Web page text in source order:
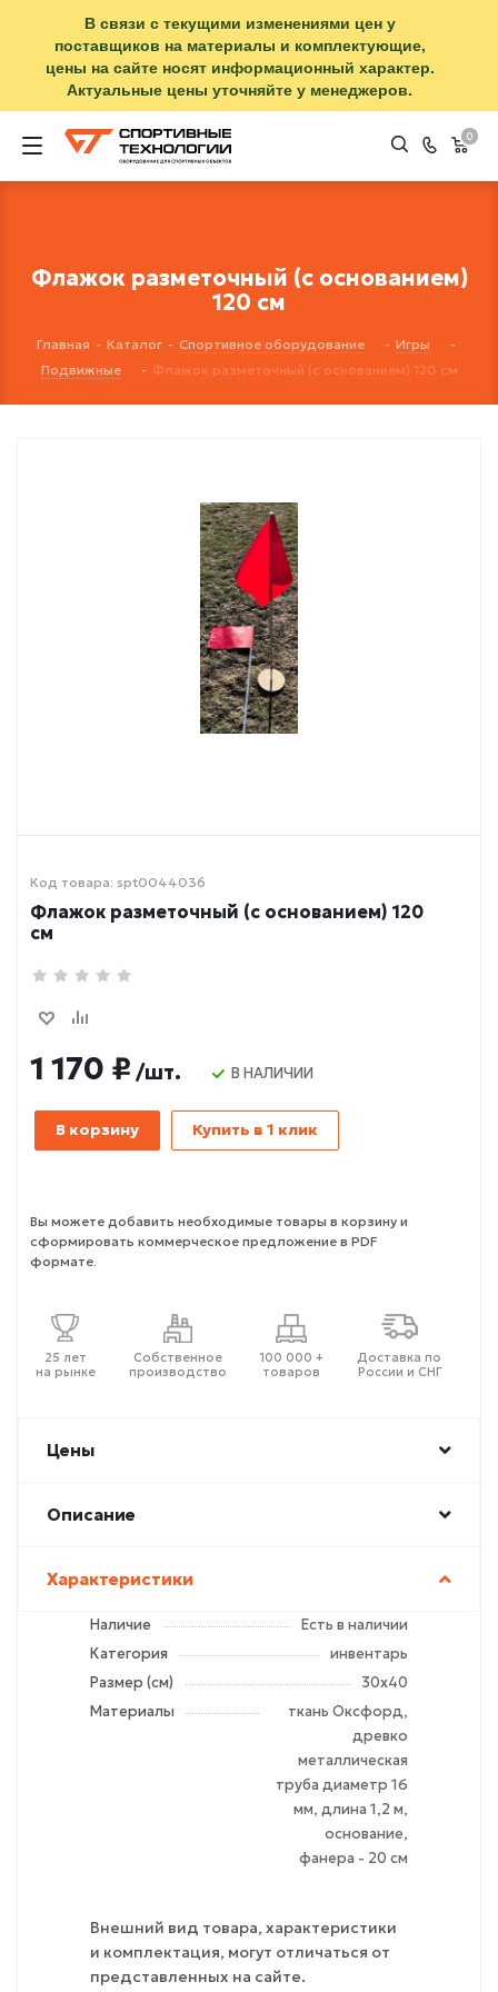
В связи с текущими изменениями цен у
поставщиков на материалы и комплектующие,
цены на сайте носят информационный характер.
Актуальные цены уточняйте у менеджеров.
0
Флажок разметочный (с основанием)
120 см
Главная - Каталог - Спортивное оборудование - Игры
-
Подвижные
- Флажок разметочный (с основанием) 120 см
Код товара: spt0044036
Флажок разметочный (с основанием) 120
см
1 170 ₽ /шт. В НАЛИЧИИ
В корзину Купить в 1 клик
Вы можете добавить необходимые товары в корзину и
сформировать коммерческое предложение в PDF
формате.
25 лет
на рынке
Собственное
производство
100 000 +
товаров
Доставка по
России и СНГ
Цены
Описание
Характеристики
Наличие
Есть в наличии
Категория
инвентарь
Размер (см)
30х40
Материалы
ткань Оксфорд,
древко
металлическая
труба диаметр 16
мм, длина 1,2 м,
основание,
фанера - 20 см
Внешний вид товара, характеристики
и комплектация, могут отличаться от
представленных на сайте.